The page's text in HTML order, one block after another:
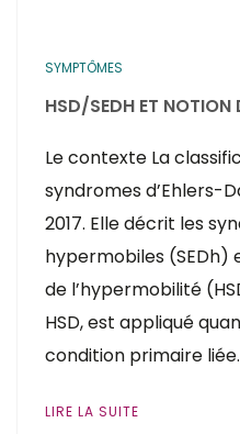
SYMPTÔMES
HSD/SEDH ET NOTION
Le contexte La
syndromes d’Ehlers-
2017. Elle décrit les
hypermobiles
de l’hypermobilité
HSD, est appliqué
condition primaire
LIRE LA SUITE